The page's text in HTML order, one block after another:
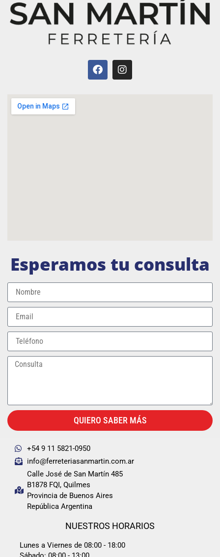
Esperamos tu consulta
QUIERO SABER MÁS
+54 9 11 5821-0950
info@ferreteriasanmartin.com.ar
Calle José de San Martín 485
B1878 FQI, Quilmes
Provincia de Buenos Aires
República Argentina
NUESTROS HORARIOS
Lunes a Viernes de 08:00 - 18:00